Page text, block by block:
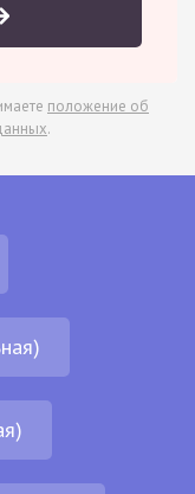
положение об
.